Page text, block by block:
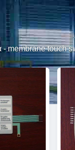
-membrane touch